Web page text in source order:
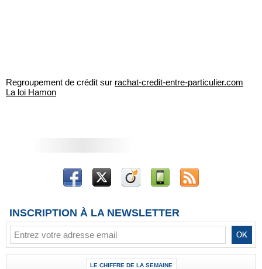
Regroupement de crédit sur rachat-credit-entre-particulier.com
La loi Hamon
INSCRIPTION À LA NEWSLETTER
LE CHIFFRE DE LA SEMAINE